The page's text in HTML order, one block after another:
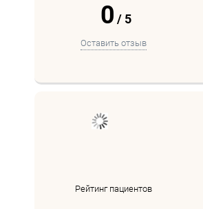
0 / 5
Оставить отзыв
Рейтинг пациентов